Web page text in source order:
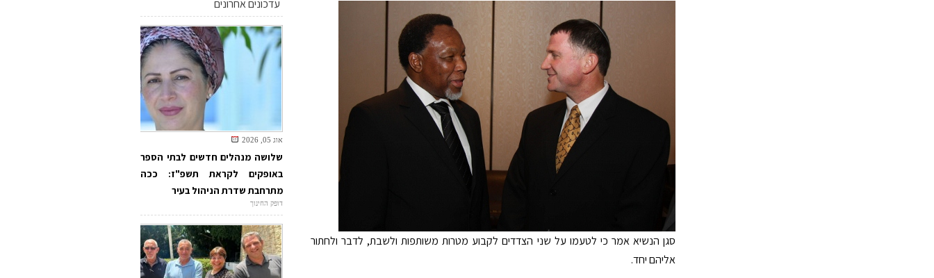
סגן הנשיא אמר כי לטעמו על שני הצדדים לקבוע מטרות משותפות ולשבת, לדבר ולחתור
אליהם יחד.
עדכונים אחרונים
אוג 05, 2026
שלושה מנהלים חדשים לבתי הספר
באופקים לקראת תשפ"ז: ככה
מתרחבת שדרת הניהול בעיר
דופק החינוך